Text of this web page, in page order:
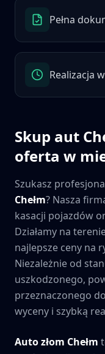
Pełna
Realizacja
Skup aut
oferta w
Szukasz
Chełm? Nasza
kasacji pojazdów
Działamy na
najlepsze ceny na
Niezależnie od
uszkodzonego,
przeznaczonego
wyceny i szybką
Auto złom Chełm